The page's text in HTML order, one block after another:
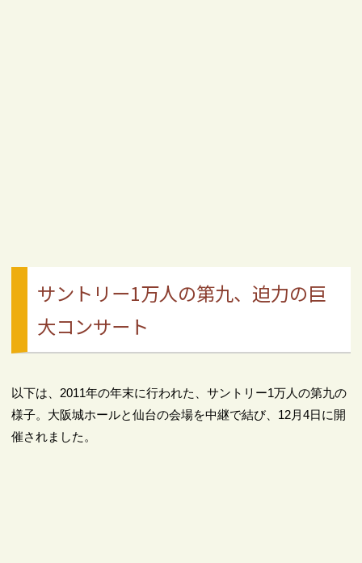
サントリー1万人の第九、迫力の巨
大コンサート
以下は、2011年の年末に行われた、サントリー1万人の第九の
様子。大阪城ホールと仙台の会場を中継で結び、12月4日に開
催されました。